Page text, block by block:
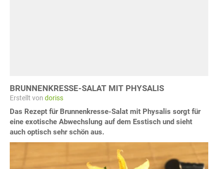
BRUNNENKRESSE-SALAT MIT PHYSALIS
Erstellt von doriss
Das Rezept für Brunnenkresse-Salat mit Physalis sorgt für
eine exotische Abwechslung auf dem Esstisch und sieht
auch optisch sehr schön aus.